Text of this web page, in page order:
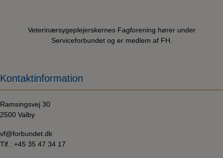
Veterinærsygeplejerskernes Fagforening hører under
Serviceforbundet og er medlem af FH.
Kontaktinformation
Ramsingsvej 30
2500 Valby
vf@forbundet.dk
Tlf.: +45 35 47 34 17